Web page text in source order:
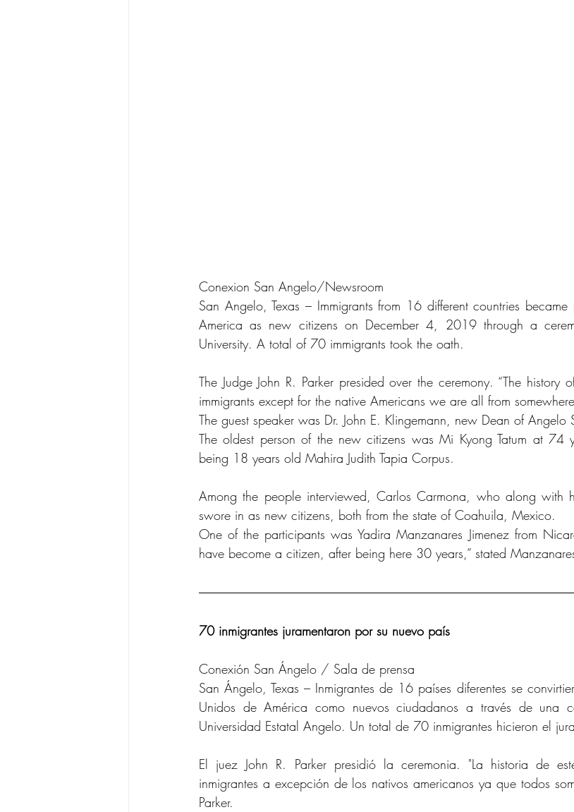
Conexion San Angelo/Newsroom
San Angelo, Texas – Immigrants from 16 different countries
America as new citizens on December 4, 2019 through a
University. A total of 70 immigrants took the oath.
The Judge John R. Parker presided over the ceremony. “The history
immigrants except for the native Americans we are all from
The guest speaker was Dr. John E. Klingemann, new Dean of Angelo
The oldest person of the new citizens was Mi Kyong Tatum at 74
being 18 years old Mahira Judith Tapia Corpus.
Among the people interviewed, Carlos Carmona, who along with
swore in as new citizens, both from the state of Coahuila, Mexico.
One of the participants was Yadira Manzanares Jimenez from
have become a citizen, after being here 30 years,” stated
70 inmigrantes juramentaron por su nuevo país
Conexión San Ángelo / Sala de prensa
San Ángelo, Texas – Inmigrantes de 16 países diferentes se
Unidos de América como nuevos ciudadanos a través de una
Universidad Estatal Angelo. Un total de 70 inmigrantes hicieron el
El juez John R. Parker presidió la ceremonia. "La historia de
inmigrantes a excepción de los nativos americanos ya que todos
Parker.